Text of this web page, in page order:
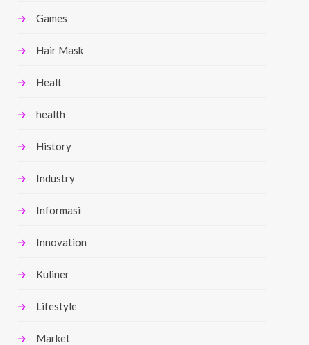
Games
Hair Mask
Healt
health
History
Industry
Informasi
Innovation
Kuliner
Lifestyle
Market